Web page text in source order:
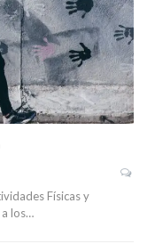
Físicas y
a los…